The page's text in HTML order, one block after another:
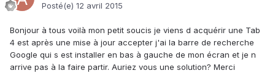
Posté(e) 12 avril 2015
Bonjour à tous voilà mon petit soucis je viens d acquérir une Tab
4 est après une mise à jour accepter j'ai la barre de recherche
Google qui s est installer en bas à gauche de mon écran et je n
arrive pas à la faire partir. Auriez vous une solution? Merci